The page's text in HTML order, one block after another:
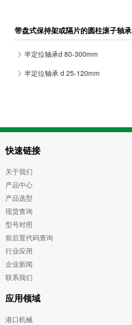
带盘式保持架或隔片的圆柱滚子轴承
半定位轴承d 80-300mm
半定位轴承 d 25-120mm
快速链接
关于我们
产品中心
产品选型
现货查询
型号对照
前后置代码查询
行业应用
企业新闻
联系我们
应用领域
港口机械